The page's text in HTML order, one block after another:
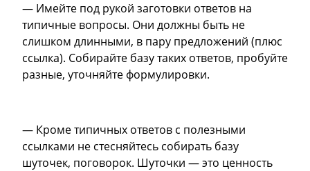
— Имейте под рукой заготовки ответов на
типичные вопросы. Они должны быть не
слишком длинными, в пару предложений (плюс
ссылка). Собирайте базу таких ответов, пробуйте
разные, уточняйте формулировки.
— Кроме типичных ответов с полезными
ссылками не стесняйтесь собирать базу
шуточек, поговорок. Шуточки — это ценность